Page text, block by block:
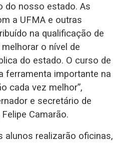
do nosso estado. As
a UFMA e outras
na qualificação de
o nível de
do estado. O curso de
ferramenta importante na
cada vez melhor”,
e secretário de
Camarão.
alunos realizarão oficinas,